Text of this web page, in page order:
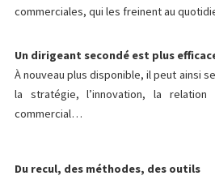
commerciales, qui les freinent au
Un dirigeant secondé est plus
À nouveau plus disponible, il peut ainsi
la stratégie, l’innovation, la
commercial…
Du recul, des méthodes, des outils